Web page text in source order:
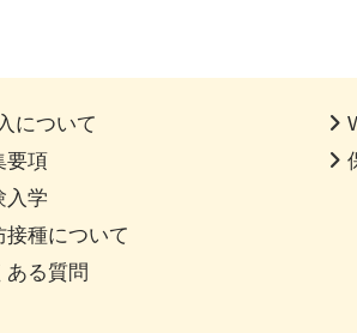
について
要項
入学
接種について
ある質問